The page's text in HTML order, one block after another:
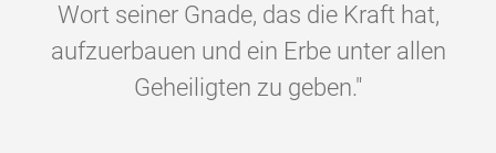
Wort seiner Gnade, das die Kraft hat,
aufzuerbauen und ein Erbe unter allen
Geheiligten zu geben."